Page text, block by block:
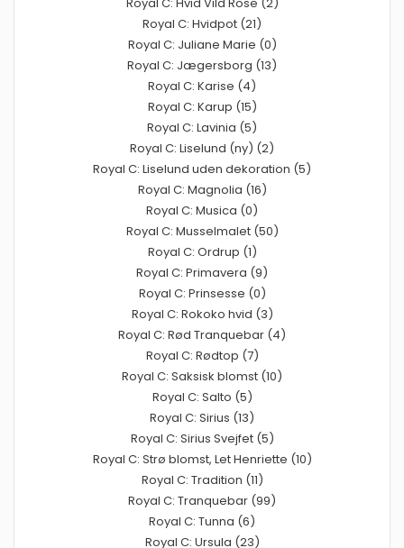
Royal C: Hvidpot (21)
Royal C: Juliane Marie (0)
Royal C: Jægersborg (13)
Royal C: Karise (4)
Royal C: Karup (15)
Royal C: Lavinia (5)
Royal C: Liselund (ny) (2)
Royal C: Liselund uden dekoration (5)
Royal C: Magnolia (16)
Royal C: Musica (0)
Royal C: Musselmalet (50)
Royal C: Ordrup (1)
Royal C: Primavera (9)
Royal C: Prinsesse (0)
Royal C: Rokoko hvid (3)
Royal C: Rød Tranquebar (4)
Royal C: Rødtop (7)
Royal C: Saksisk blomst (10)
Royal C: Salto (5)
Royal C: Sirius (13)
Royal C: Sirius Svejfet (5)
Royal C: Strø blomst, Let Henriette (10)
Royal C: Tradition (11)
Royal C: Tranquebar (99)
Royal C: Tunna (6)
Royal C: Ursula (23)